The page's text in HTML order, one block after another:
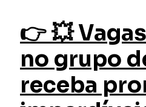
Início Cursos Cursos Gratuitos